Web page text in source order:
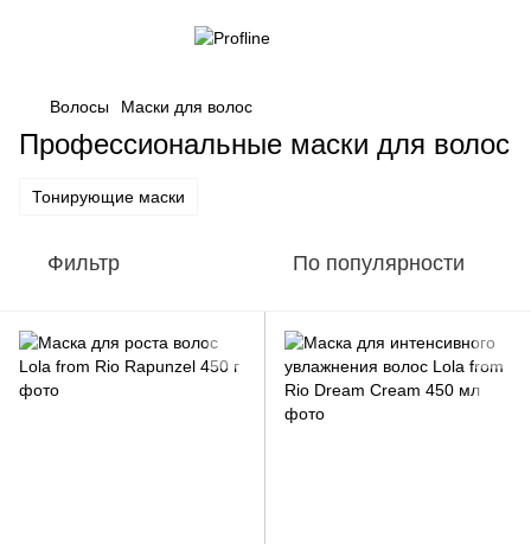
Волосы Маски для волос
Профессиональные маски для волос
Тонирующие маски
Фильтр По популярности